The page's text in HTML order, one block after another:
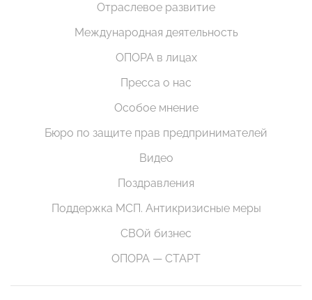
Отраслевое развитие
Международная деятельность
ОПОРА в лицах
Пресса о нас
Особое мнение
Бюро по защите прав предпринимателей
Видео
Поздравления
Поддержка МСП. Антикризисные меры
СВОй бизнес
ОПОРА — СТАРТ